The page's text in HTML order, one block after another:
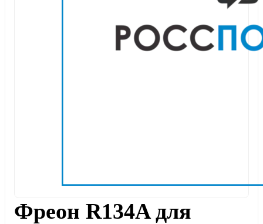
Фреон R134A для